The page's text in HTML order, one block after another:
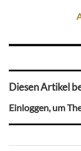
Diesen Artikel
Einloggen, um